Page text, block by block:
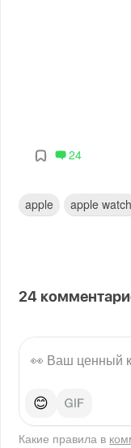
24
apple apple watch
24
😊
Какие правила в